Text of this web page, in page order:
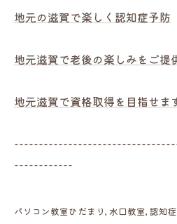
地元の滋賀で楽しく認知症予防
地元滋賀で老後の楽しみをご提
地元滋賀で資格取得を目指せま
------------
パソコン教室ひだまり 水口教室 認知